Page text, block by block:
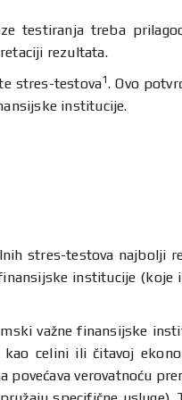
testiranja treba
rezultata.
stres-testova1. Ovo
institucije.
stres-testova najbolji
institucije (koje
važne finansijske
celini ili čitavoj
verovatnoću